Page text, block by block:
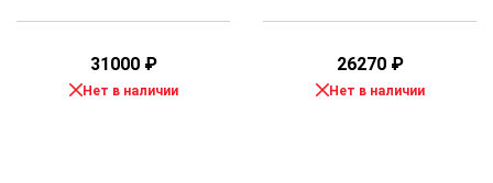
31000 ₽
Нет в наличии
26270 ₽
Нет в наличии